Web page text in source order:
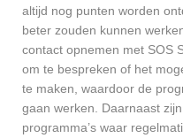
altijd nog punten worden
beter zouden kunnen
contact opnemen met SOS
om te bespreken of het
te maken, waardoor de
gaan werken. Daarnaast
programma’s waar